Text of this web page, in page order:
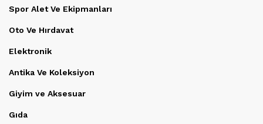
Spor Alet Ve Ekipmanları
Oto Ve Hırdavat
Elektronik
Antika Ve Koleksiyon
Giyim ve Aksesuar
Gıda